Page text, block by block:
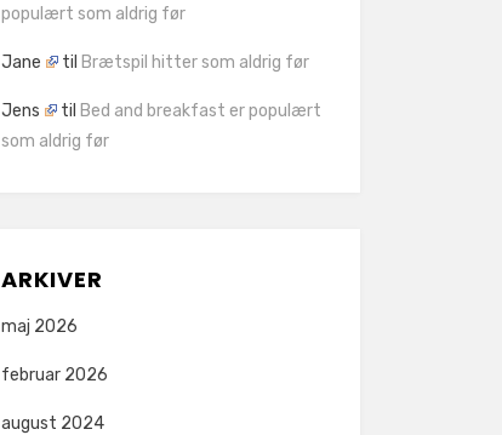
populært som aldrig før
Jane til Brætspil hitter som aldrig før
Jens til Bed and breakfast er populært
som aldrig før
ARKIVER
maj 2026
februar 2026
august 2024